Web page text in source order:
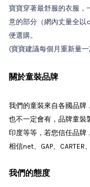
寶寶穿著最舒服的衣服，
意的部分（網內丈量全以
便選購。
(寶寶建議每個月重新量
關於童裝品牌
我們的童裝來自各國品牌
也不一定會有 ，品牌童
印度等等，若您信任品牌
相信net、GAP、CARTER
我們的態度